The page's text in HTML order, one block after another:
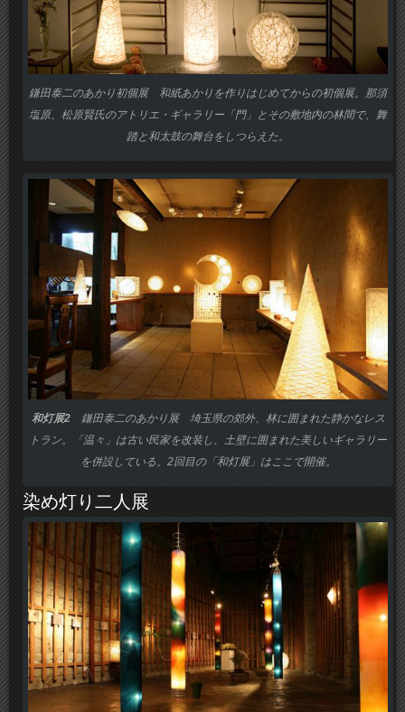
鎌田泰二のあかり初個展 和紙あかりを作りはじめてからの初個展。那須
塩原、松原賢氏のアトリエ・ギャラリー「門」とその敷地内の林間で、舞
踏と和太鼓の舞台をしつらえた。
和灯展2鎌田泰二のあかり展 埼玉県の郊外、林に囲まれた静かなレス
トラン。「温々」は古い民家を改装し、土壁に囲まれた美しいギャラリー
を併設している。2回目の「和灯展」はここで開催。
染め灯り二人展